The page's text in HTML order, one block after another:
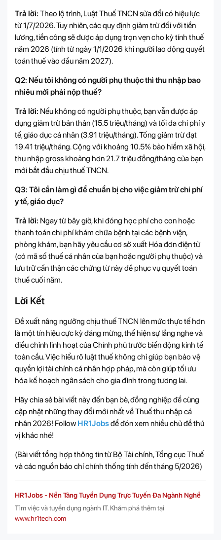
Trả lời: Theo lộ trình, Luật Thuế TNCN sửa đổi có hiệu lực
từ 1/7/2026. Tuy nhiên, các quy định giảm trừ đối với tiền
lương, tiền công sẽ được áp dụng trọn vẹn cho kỳ tính thuế
năm 2026 (tính từ ngày 1/1/2026 khi người lao động quyết
toán thuế vào đầu năm 2027).
Q2: Nếu tôi không có người phụ thuộc thì thu nhập bao
nhiêu mới phải nộp thuế?
Trả lời: Nếu không có người phụ thuộc, bạn vẫn được áp
dụng giảm trừ bản thân (15.5 triệu/tháng) và tối đa chi phí y
tế, giáo dục cá nhân (3.91 triệu/tháng). Tổng giảm trừ đạt
19.41 triệu/tháng. Cộng với khoảng 10.5% bảo hiểm xã hội,
thu nhập gross khoảng hơn 21.7 triệu đồng/tháng của bạn
mới bắt đầu chịu thuế TNCN.
Q3: Tôi cần làm gì để chuẩn bị cho việc giảm trừ chi phí
y tế, giáo dục?
Trả lời: Ngay từ bây giờ, khi đóng học phí cho con hoặc
thanh toán chi phí khám chữa bệnh tại các bệnh viện,
phòng khám, bạn hãy yêu cầu cơ sở xuất Hóa đơn điện tử
(có mã số thuế cá nhân của bạn hoặc người phụ thuộc) và
lưu trữ cẩn thận các chứng từ này để phục vụ quyết toán
thuế cuối năm.
Lời Kết
Đề xuất nâng ngưỡng chịu thuế TNCN lên mức thực tế hơn
là một tín hiệu cực kỳ đáng mừng, thể hiện sự lắng nghe và
điều chỉnh linh hoạt của Chính phủ trước biến động kinh tế
toàn cầu. Việc hiểu rõ luật thuế không chỉ giúp bạn bảo vệ
quyền lợi tài chính cá nhân hợp pháp, mà còn giúp tối ưu
hóa kế hoạch ngân sách cho gia đình trong tương lai.
Hãy chia sẻ bài viết này đến bạn bè, đồng nghiệp để cùng
cập nhật những thay đổi mới nhất về Thuế thu nhập cá
nhân 2026! Follow HR1Jobsđể đón xem nhiều chủ đề thú
vị khác nhé!
(Bài viết tổng hợp thông tin từ Bộ Tài chính, Tổng cục Thuế
và các nguồn báo chí chính thống tính đến tháng 5/2026)
HR1Jobs - Nền Tảng Tuyển Dụng Trực Tuyến Đa Ngành Nghề
Tìm việc và tuyển dụng ngành IT. Khám phá thêm tại
www.hr1tech.com